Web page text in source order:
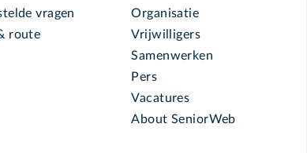
vragen
route
Organisatie
Vrijwilligers
Samenwerken
Pers
Vacatures
About SeniorWeb